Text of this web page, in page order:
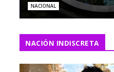
NACIONAL
NACIÓN INDISCRETA